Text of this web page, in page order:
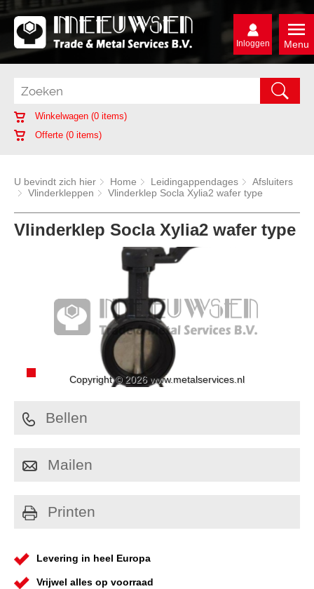
Menu
Inloggen
Winkelwagen (0 items)
Offerte (0 items)
U bevindt zich hier Home Leidingappendages
Afsluiters
Vlinderkleppen
Vlinderklep Socla Xylia2 wafer type
Vlinderklep Socla Xylia2 wafer type
Copyright © 2026 www.metalservices.nl
Bellen
Mailen
Printen
Levering in heel Europa
Vrijwel alles op voorraad